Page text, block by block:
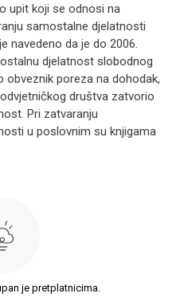
upit koji se odnosi na
samostalne djelatnosti
navedeno da je do 2006.
djelatnost slobodnog
obveznik poreza na dohodak,
društva zatvorio
Pri zatvaranju
u poslovnim su knjigama
je pretplatnicima.